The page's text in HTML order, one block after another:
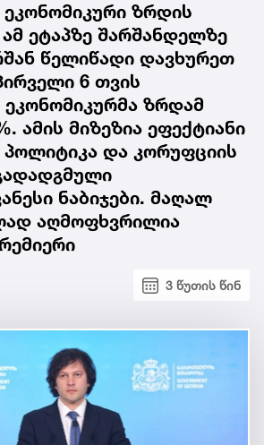
ზრდის
ეტაპზე შარშანდელზე
წელიწადი დავხურეთ
6 თვის
ზრდამ
ამის მიზეზია ეფექტიანი
პოლიტიკა და კორუფციის
ნაბიჯები. მაღალ
აღმოფხვრილია
3 წუთის წინ